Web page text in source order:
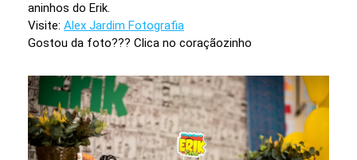
aninhos do Erik.
Visite: Alex Jardim Fotografia
Gostou da foto??? Clica no coraçãozinho